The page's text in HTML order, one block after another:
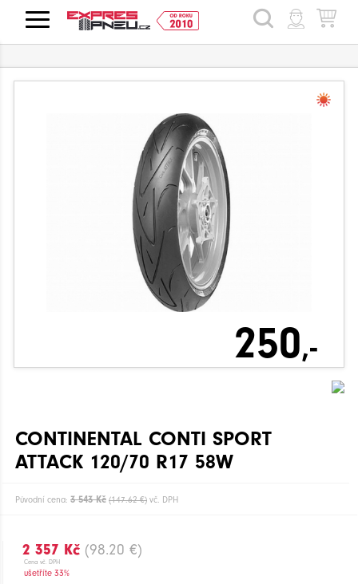
HLEDAT
250,-
CONTINENTAL CONTI SPORT
ATTACK 120/70 R17 58W
Původní cena: 3 543 Kč (147.62 €) vč. DPH
2 357 Kč (98.20 €)
Cena vč. DPH
ušetříte 33%